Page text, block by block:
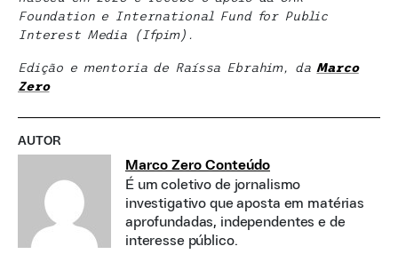
Foundation e International Fund for Public
Interest Media (Ifpim).
Edição e mentoria de Raíssa Ebrahim, daMarco
Zero
AUTOR
Marco Zero Conteúdo
É um coletivo de jornalismo
investigativo que aposta em matérias
aprofundadas, independentes e de
interesse público.